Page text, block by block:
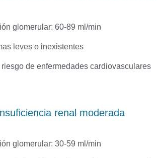
glomerular: 60-89 ml/min
leves o inexistentes
riesgo de enfermedades cardiovasculares
renal moderada
glomerular: 30-59 ml/min